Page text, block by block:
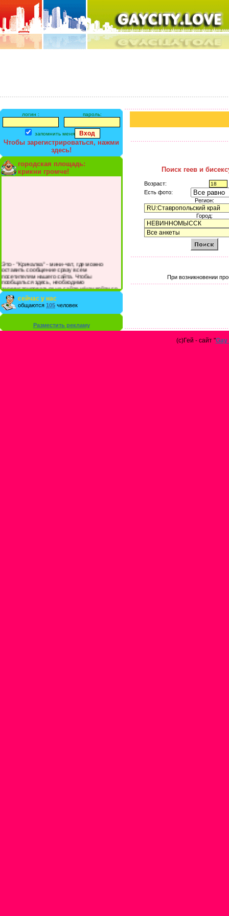
логин : пароль:
запомнить меня
Чтобы зарегистрироваться, нажми
здесь!
городская площадь:
крикни громче!
Это - "Кричалка" - мини-чат, где можно
оставить сообщение сразу всем
посетителям нашего сайта. Чтобы
пообщаться здесь, необходимо
зарегистрироваться на сайте и/или войти со
своими логином и паролем.
сейчас у нас
общаются 105 человек
Разместить рекламу
Поиск геев и
Возраст:
Есть фото:
Регион:
Город:
При возникновении
(с)Гей - сайт "Gay